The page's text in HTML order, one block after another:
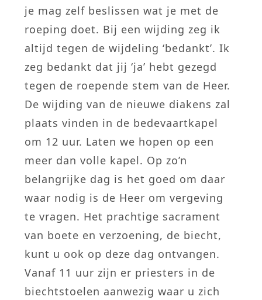
je mag zelf beslissen wat je met de
roeping doet. Bij een wijding zeg ik
altijd tegen de wijdeling ‘bedankt’. Ik
zeg bedankt dat jij ‘ja’ hebt gezegd
tegen de roepende stem van de Heer.
De wijding van de nieuwe diakens zal
plaats vinden in de bedevaartkapel
om 12 uur. Laten we hopen op een
meer dan volle kapel. Op zo’n
belangrijke dag is het goed om daar
waar nodig is de Heer om vergeving
te vragen. Het prachtige sacrament
van boete en verzoening, de biecht,
kunt u ook op deze dag ontvangen.
Vanaf 11 uur zijn er priesters in de
biechtstoelen aanwezig waar u zich